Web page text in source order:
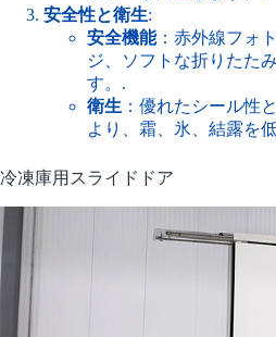
安全性と衛生:
安全機能：赤外線フォ
ジ、ソフトな折りたた
す。.
衛生 ：優れたシール性
より、霜、氷、結露を
冷凍庫用スライドドア